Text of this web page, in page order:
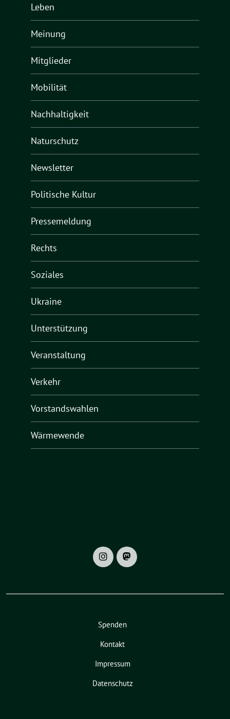
Leben
Meinung
Mitglieder
Mobilität
Nachhaltigkeit
Naturschutz
Newsletter
Politische Kultur
Pressemeldung
Rechts
Soziales
Ukraine
Unterstützung
Veranstaltung
Verkehr
Vorstandswahlen
Wärmewende
Spenden
Kontakt
Impressum
Datenschutz